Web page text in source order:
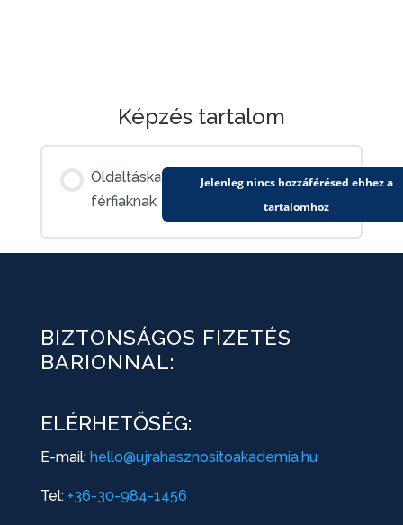
Képzés tartalom
Oldaltáska
férfiaknak
Jelenleg nincs hozzáférésed ehhez a
tartalomhoz
BIZTONSÁGOS FIZETÉS
BARIONNAL:
ELÉRHETŐSÉG:
E-mail: hello@ujrahasznositoakademia.hu
Tel: +36-30-984-1456